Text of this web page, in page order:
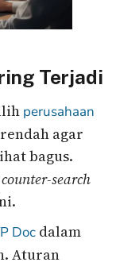
Terjadi
perusahaan
agar
bagus.
counter-search
Doc dalam
Aturan